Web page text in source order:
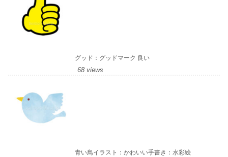
グッド：グッドマーク 良い
68 views
青い鳥イラスト：かわいい手書き：水彩絵